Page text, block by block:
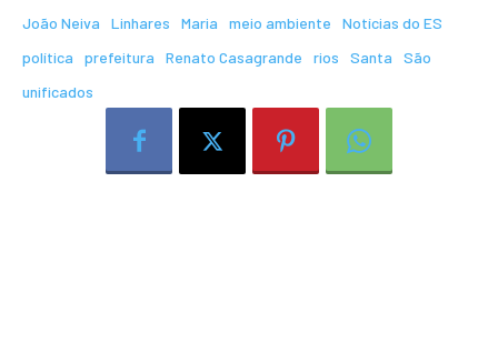
João Neiva
Linhares Maria meio ambiente
Notícias do ES
política
prefeitura Renato Casagrande rios Santa
São
unificados